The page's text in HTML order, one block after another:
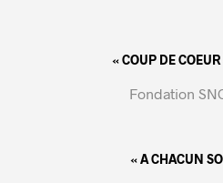
« COUP DE
Fondation
« A CHACUN